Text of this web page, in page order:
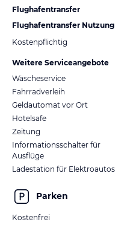
Flughafentransfer
Flughafentransfer Nutzung
Kostenpflichtig
Weitere Serviceangebote
Wäscheservice
Fahrradverleih
Geldautomat vor Ort
Hotelsafe
Zeitung
Informationsschalter für
Ausflüge
Ladestation für Elektroautos
Parken
Kostenfrei